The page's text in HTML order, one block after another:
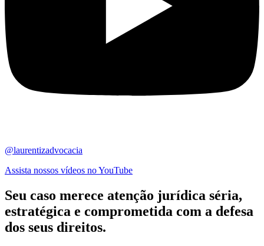
@laurentizadvocacia
Assista nossos vídeos no YouTube
Seu caso merece atenção jurídica séria,
estratégica e comprometida com a defesa
dos seus direitos.